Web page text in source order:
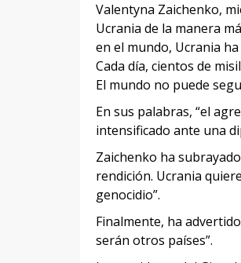
Valentyna Zaichenko,
Ucrania de la manera
en el mundo, Ucrania
Cada día, cientos de
El mundo no puede
En sus palabras, “el
intensificado ante una
Zaichenko ha
rendición. Ucrania
genocidio”.
Finalmente, ha
serán otros países”.